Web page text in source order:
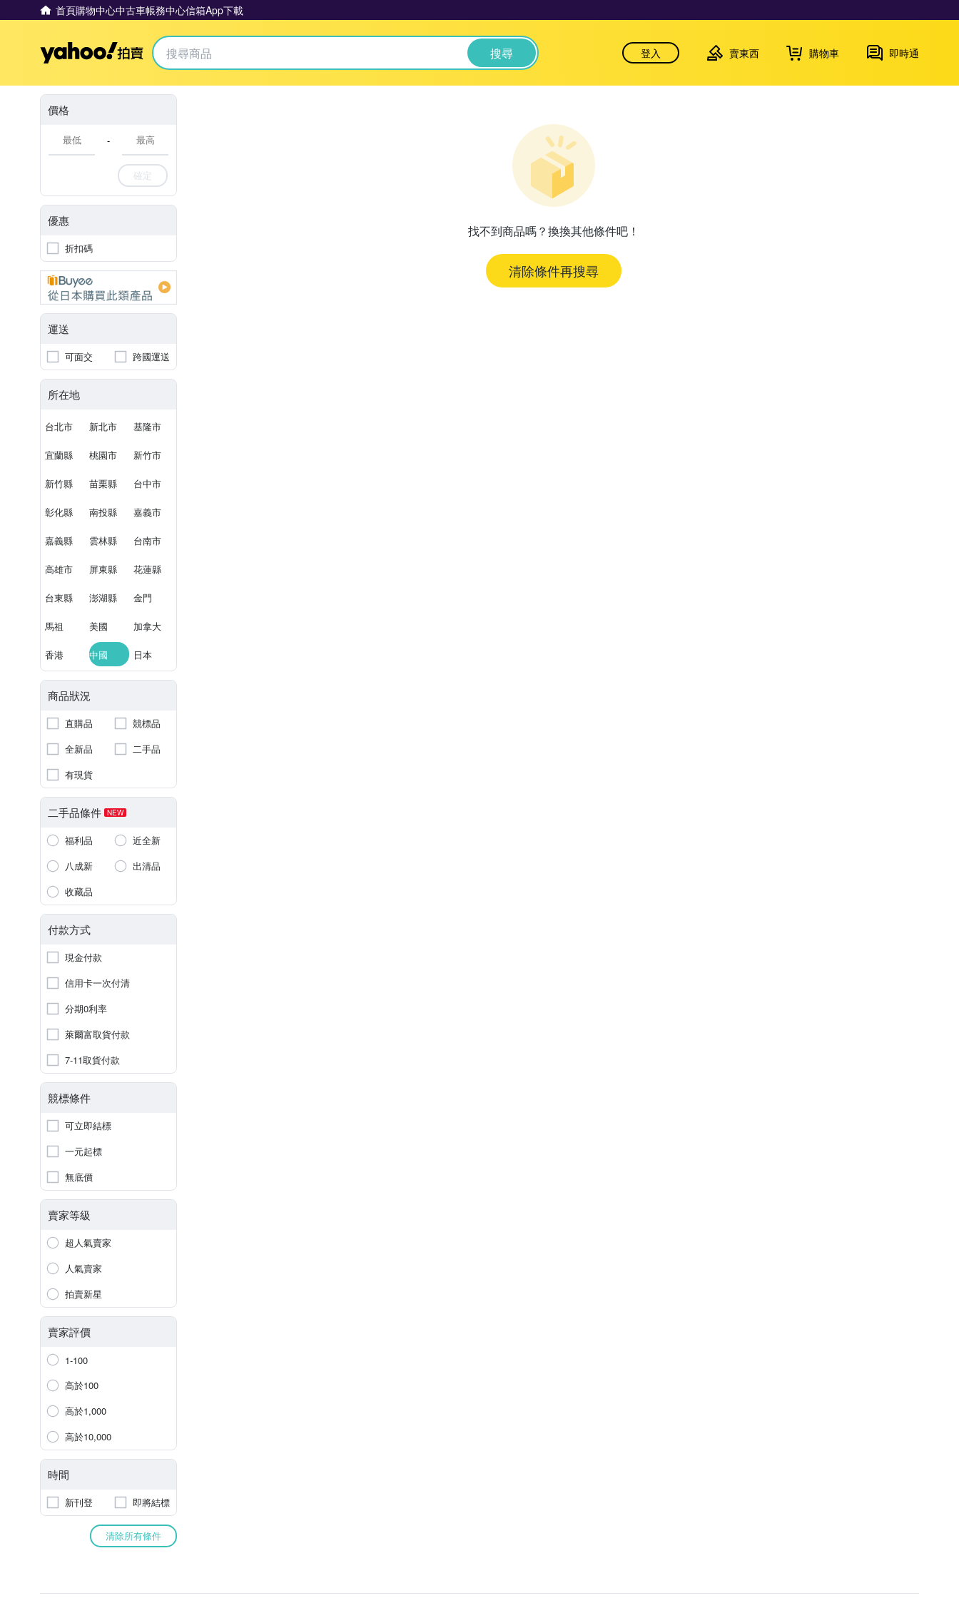
首頁購物中心中古車帳務中心信箱App下載
Yahoo拍賣 搜尋 登入 賣東西 購物車 即時通
價格
-
確定
優惠
折扣碼
運送
可面交 跨國運送
所在地
台北市 新北市 基隆市
宜蘭縣 桃園市 新竹市
新竹縣 苗栗縣 台中市
彰化縣 南投縣 嘉義市
嘉義縣 雲林縣 台南市
高雄市 屏東縣 花蓮縣
台東縣 澎湖縣 金門
馬祖 美國 加拿大
香港 中國 日本
商品狀況
直購品
競標品
全新品
二手品
有現貨
二手品條件 NEW
福利品
近全新
八成新
出清品
收藏品
付款方式
現金付款
信用卡一次付清
分期0利率
萊爾富取貨付款
7-11取貨付款
競標條件
可立即結標
一元起標
無底價
賣家等級
超人氣賣家
人氣賣家
拍賣新星
賣家評價
1-100
高於100
高於1,000
高於10,000
時間
新刊登 即將結標
清除所有條件
找不到商品嗎？換換其他條件吧！
清除條件再搜尋